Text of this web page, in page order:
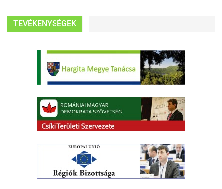
TEVÉKENYSÉGEK